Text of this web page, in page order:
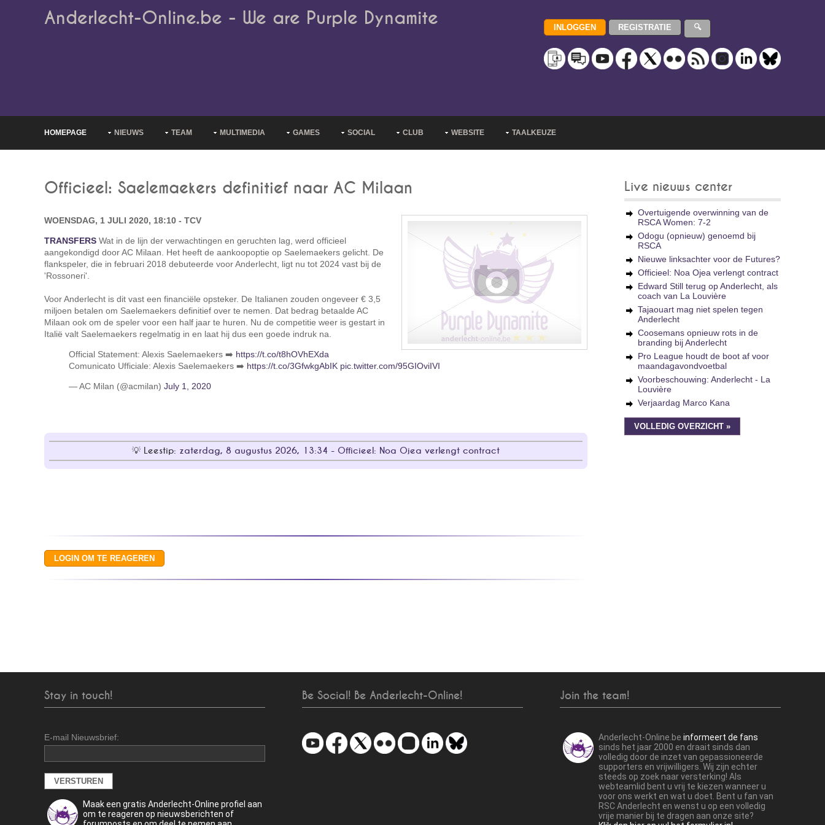
Anderlecht-Online.be - We are Purple Dynamite
HOMEPAGE NIEUWS TEAM MULTIMEDIA GAMES SOCIAL CLUB WEBSITE TAALKEUZE
Officieel: Saelemaekers definitief naar AC Milaan
WOENSDAG, 1 JULI 2020, 18:10 - TCV
TRANSFERS Wat in de lijn der verwachtingen en geruchten lag, werd officieel
aangekondigd door AC Milaan. Het heeft de aankoopoptie op Saelemaekers gelicht. De
flankspeler, die in februari 2018 debuteerde voor Anderlecht, ligt nu tot 2024 vast bij de
'Rossoneri'.
Voor Anderlecht is dit vast een financiële opsteker. De Italianen zouden ongeveer € 3,5
miljoen betalen om Saelemaekers definitief over te nemen. Dat bedrag betaalde AC
Milaan ook om de speler voor een half jaar te huren. Nu de competitie weer is gestart in
Italië valt Saelemaekers regelmatig in en laat hij dus een goede indruk na.
Official Statement: Alexis Saelemaekers ➡️ https://t.co/t8hOVhEXda
Comunicato Ufficiale: Alexis Saelemaekers ➡️ https://t.co/3GfwkgAbIK pic.twitter.com/95GIOviIVI
— AC Milan (@acmilan) July 1, 2020
Leestip: zaterdag, 8 augustus 2026, 13:34 - Officieel: Noa Ojea verlengt contract
Live nieuws center
Overtuigende overwinning van de
RSCA Women: 7-2
Odogu (opnieuw) genoemd bij
RSCA
Nieuwe linksachter voor de Futures?
Officieel: Noa Ojea verlengt contract
Edward Still terug op Anderlecht, als
coach van La Louvière
Tajaouart mag niet spelen tegen
Anderlecht
Coosemans opnieuw rots in de
branding bij Anderlecht
Pro League houdt de boot af voor
maandagavondvoetbal
Voorbeschouwing: Anderlecht - La
Louvière
Verjaardag Marco Kana
VOLLEDIG OVERZICHT »
Stay in touch!
E-mail Nieuwsbrief:
Maak een gratis Anderlecht-Online profiel aan
om te reageren op nieuwsberichten of
Be Social! Be Anderlecht-Online! Join the team!
Anderlecht-Online.be informeert de fans
sinds het jaar 2000 en draait sinds dan
volledig door de inzet van gepassioneerde
supporters en vrijwilligers. Wij zijn echter
steeds op zoek naar versterking! Als
webteamlid bent u vrij te kiezen wanneer u
voor ons werkt en wat u doet. Bent u fan van
RSC Anderlecht en wenst u op een volledig
vrije manier bij te dragen aan onze site?